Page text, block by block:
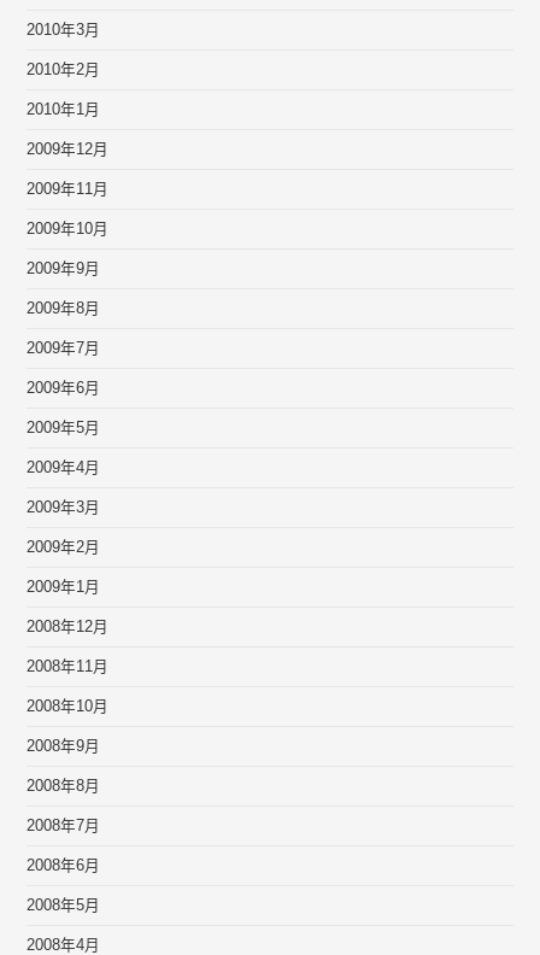
2010年3月
2010年2月
2010年1月
2009年12月
2009年11月
2009年10月
2009年9月
2009年8月
2009年7月
2009年6月
2009年5月
2009年4月
2009年3月
2009年2月
2009年1月
2008年12月
2008年11月
2008年10月
2008年9月
2008年8月
2008年7月
2008年6月
2008年5月
2008年4月